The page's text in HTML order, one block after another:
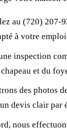
au (720) 207-
à votre
inspection
et du
des photos
devis clair par
nous